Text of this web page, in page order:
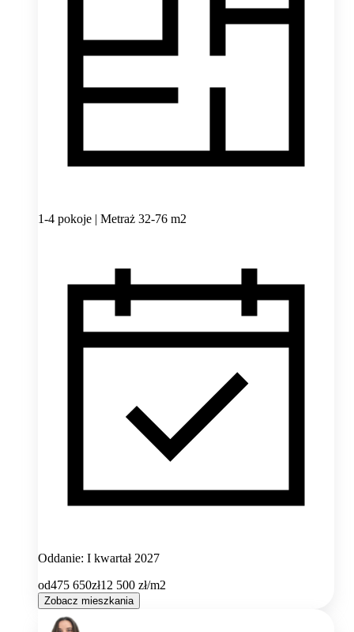
1-4 pokoje | Metraż 32-76 m2
Oddanie: I kwartał 2027
od475 650zł12 500 zł/m2
Zobacz mieszkania